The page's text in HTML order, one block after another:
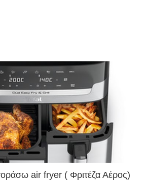
air fryer ( Φριτέζα Αέρος)